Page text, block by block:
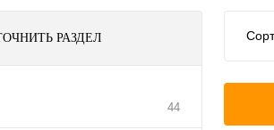
РАЗДЕЛ
44